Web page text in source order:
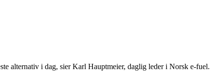
alternativ i dag, sier Karl Hauptmeier, daglig leder i Norsk e-fuel.